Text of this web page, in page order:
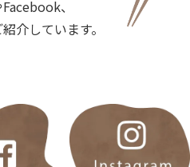
、
介しています。